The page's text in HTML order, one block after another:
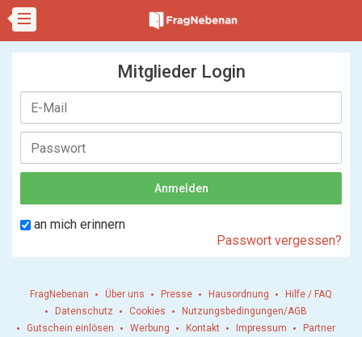
Mitglieder Login
an mich erinnern
Passwort vergessen?
FragNebenan Über uns Presse Hausordnung
Hilfe / FAQ
Datenschutz
Cookies
Nutzungsbedingungen/AGB
Gutschein einlösen
Werbung Kontakt Impressum Partner